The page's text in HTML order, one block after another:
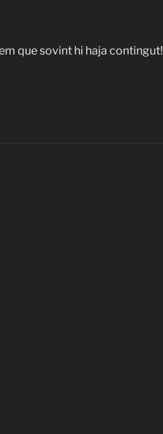
que sovint hi haja contingut!